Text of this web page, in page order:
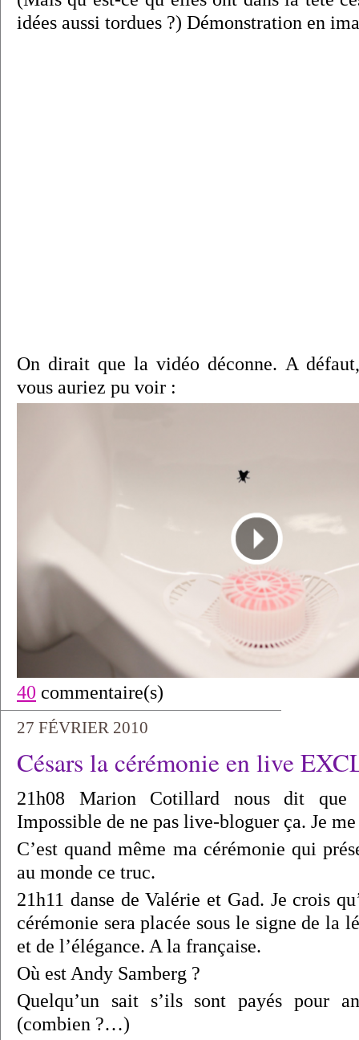
idées aussi tordues ?) Démonstration en
On dirait que la vidéo déconne. A
vous auriez pu voir :
40 commentaire(s)
27 FÉVRIER 2010
Césars la cérémonie en live
21h08 Marion Cotillard nous dit que
Impossible de ne pas live-bloguer ça. Je
C’est quand même ma cérémonie qui
au monde ce truc.
21h11 danse de Valérie et Gad. Je crois
cérémonie sera placée sous le signe de la
et de l’élégance. A la française.
Où est Andy Samberg ?
Quelqu’un sait s’ils sont payés pour
(combien ?…)